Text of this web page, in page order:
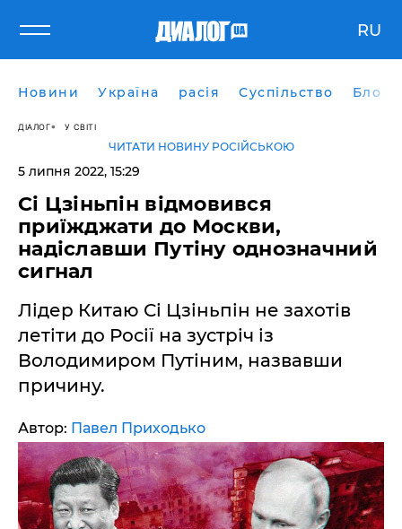
RU
Новини Україна расія Суспільство Блоги
ДІАЛОГ У СВІТІ
ЧИТАТИ НОВИНУ РОСІЙСЬКОЮ
5 липня 2022, 15:29
Сі Цзіньпін відмовився
приїжджати до Москви,
надіславши Путіну однозначний
сигнал
Лідер Китаю Сі Цзіньпін не захотів
летіти до Росії на зустріч із
Володимиром Путіним, назвавши
причину.
Автор: Павел Приходько